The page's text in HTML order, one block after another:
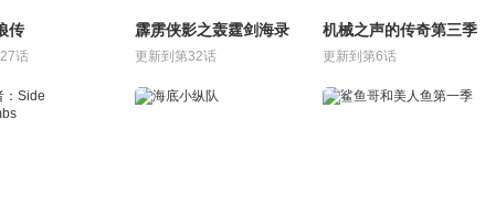
传
话
霹雳侠影之轰霆剑海录
更新到第32话
机械之声的传奇第三季
更新到第6话